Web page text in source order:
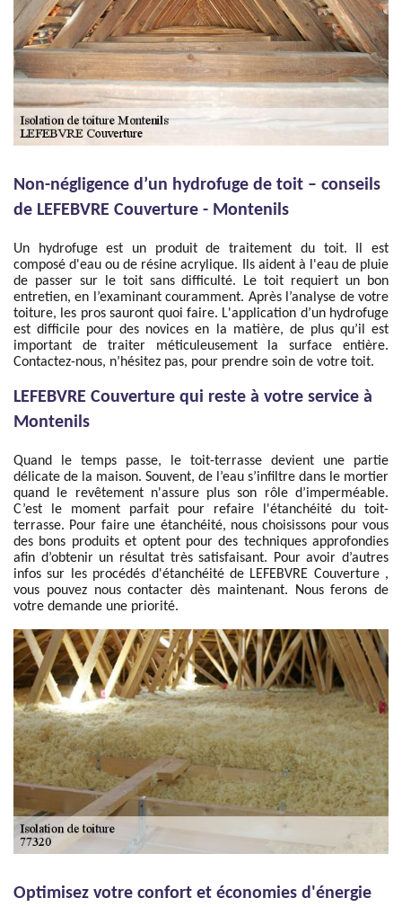
Non-négligence d’un hydrofuge de toit – conseils
de LEFEBVRE Couverture - Montenils
Un hydrofuge est un produit de traitement du toit. Il est
composé d'eau ou de résine acrylique. Ils aident à l'eau de pluie
de passer sur le toit sans difficulté. Le toit requiert un bon
entretien, en l’examinant couramment. Après l’analyse de votre
toiture, les pros sauront quoi faire. L'application d’un hydrofuge
est difficile pour des novices en la matière, de plus qu’il est
important de traiter méticuleusement la surface entière.
Contactez-nous, n’hésitez pas, pour prendre soin de votre toit.
LEFEBVRE Couverture qui reste à votre service à
Montenils
Quand le temps passe, le toit-terrasse devient une partie
délicate de la maison. Souvent, de l’eau s’infiltre dans le mortier
quand le revêtement n'assure plus son rôle d’imperméable.
C’est le moment parfait pour refaire l'étanchéité du toit-
terrasse. Pour faire une étanchéité, nous choisissons pour vous
des bons produits et optent pour des techniques approfondies
afin d’obtenir un résultat très satisfaisant. Pour avoir d’autres
infos sur les procédés d'étanchéité de LEFEBVRE Couverture ,
vous pouvez nous contacter dès maintenant. Nous ferons de
votre demande une priorité.
Optimisez votre confort et économies d'énergie